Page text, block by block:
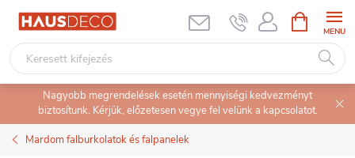
Ugrás
tartalomhoz
KOSÁR
Nagyobb megrendelések esetén mennyiségi kedvezményt
biztosítunk. Kérjük, előzetesen vegye fel velünk a kapcsolatot.
Mardom falburkolatok és falpanelek